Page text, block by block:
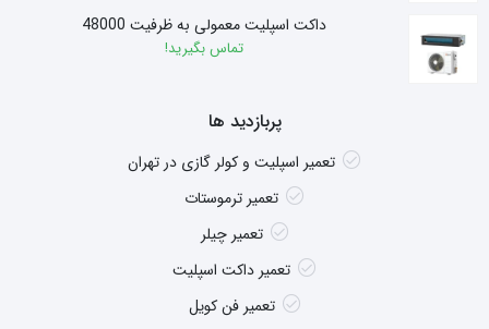
داکت اسپلیت معمولی به ظرفیت 48000
تماس بگیرید!
پربازدید ها
تعمیر اسپلیت و کولر گازی در تهران
تعمیر ترموستات
تعمیر چیلر
تعمیر داکت اسپلیت
تعمیر فن کویل